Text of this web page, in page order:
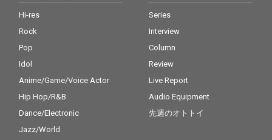
Hi-res
Rock
Pop
Idol
Anime/Game/Voice Actor
Hip Hop/R&B
Dance/Electronic
Jazz/World
Series
Interview
Column
Review
Live Report
Audio Equipment
先週のオトトイ